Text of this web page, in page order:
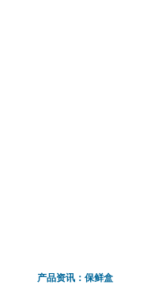
产品资讯：保鲜盒